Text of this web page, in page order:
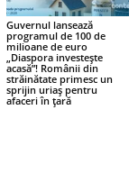
Guvernul lansează
programul de 100 de
milioane de euro
„Diaspora investește
acasă”! Românii din
străinătate primesc un
sprijin uriaș pentru
afaceri în țară